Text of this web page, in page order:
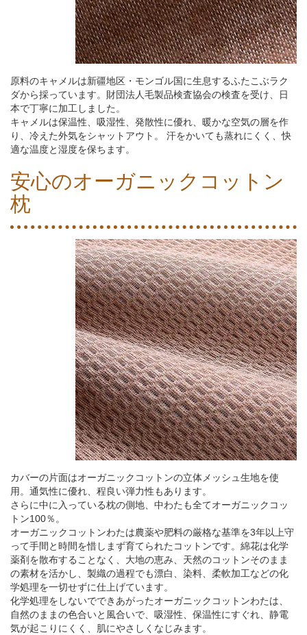
原料のキャメルは新疆地区・モンゴル国に生息するふたこぶラク
ダから採っています。財団法人毛製品検査協会の検査を受け、日
本で丁寧に加工しました。
キャメルは保温性、吸湿性、発散性に優れ、暖かな空気の層を作
り、冷えた外気をシャットアウト。 汗をかいても蒸れにくく、快
適な温度と湿度を保ちます。
安心のオーガニックコットン
枕
カバーの片面はオーガニックコットンの立体メッシュ生地を使
用。通気性に優れ、程良い弾力性もあります。
さらに中に入っている枕の側地、中わたも全てオーガニックコッ
トン100％。
オーガニックコットンわたは農薬や肥料の厳格な基準を3年以上守
って手間と時間を惜しまず育てられたコットンです。綿花は化学
薬剤を散布することなく、大地の恵み、天然のコットンそのまま
の素材を活かし、製織の過程でも漂白、染料、柔軟加工などの化
学処理を一切せずに仕上げています。
化学処理をしないでできあがったオーガニックコットンわたは、
自然のままの色合いと風合いで、吸湿性、保温性にすぐれ、静電
気が起こりにくく、肌にやさしくなじみます。